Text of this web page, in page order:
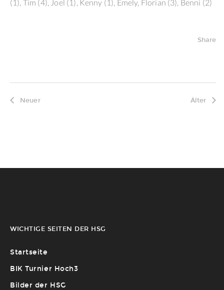
(1), Tim (4), Joel (1), Kenny (1), Emely, Florian (3), Benni (2)
Share
Neuer Älter
WICHTIGE SEITEN DER HSG
Startseite
BIK Turnier Hoch3
Bilder der HSG